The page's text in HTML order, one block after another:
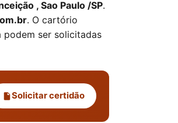
, Sao Paulo /SP.
. O cartório
ser solicitadas
Solicitar certidão